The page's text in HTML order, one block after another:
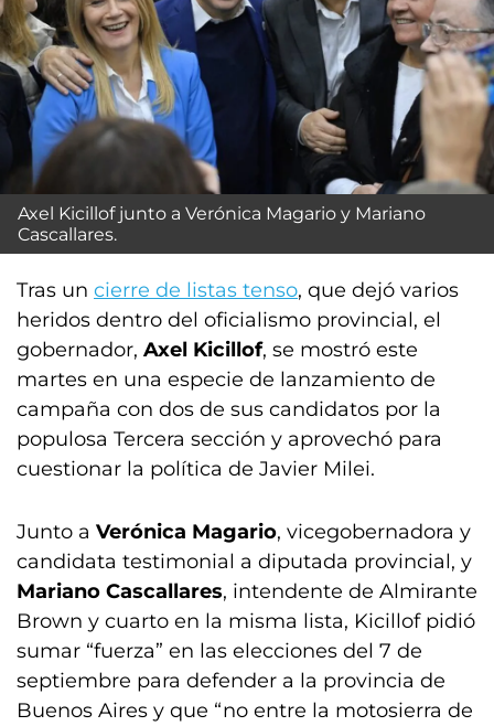
Axel Kicillof junto a Verónica Magario y Mariano
Cascallares.
Tras un cierre de listas tenso, que dejó varios
heridos dentro del oficialismo provincial, el
gobernador, Axel Kicillof, se mostró este
martes en una especie de lanzamiento de
campaña con dos de sus candidatos por la
populosa Tercera sección y aprovechó para
cuestionar la política de Javier Milei.
Junto a Verónica Magario, vicegobernadora y
candidata testimonial a diputada provincial, y
Mariano Cascallares, intendente de Almirante
Brown y cuarto en la misma lista, Kicillof pidió
sumar “fuerza” en las elecciones del 7 de
septiembre para defender a la provincia de
Buenos Aires y que “no entre la motosierra de